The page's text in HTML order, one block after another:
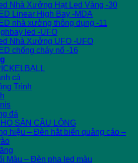
Nhà Xưởng Hạt Led Vàng -30
Linear High Bay -MDA
nhà xưởng thông dụng -11
led -UFO
Nhà Xưởng UFO -UFO
chống cháy nổ -16
cá
Trình
đá
SÂN CẦU LÔNG
hiệu – Đèn hắt biển quảng cáo –
Màu – Đèn pha led màu